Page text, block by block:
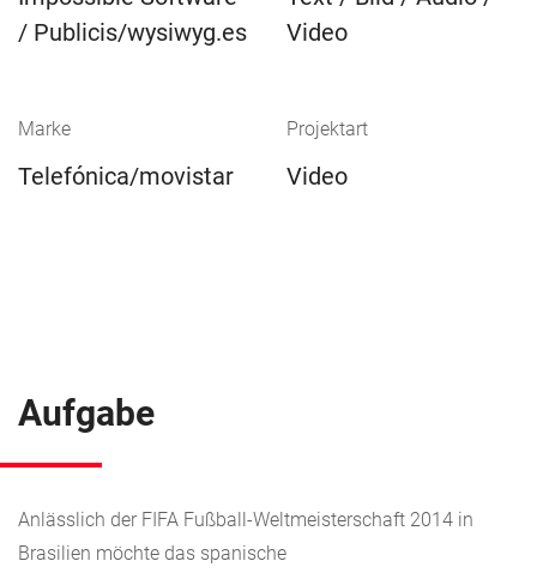
/ Publicis/wysiwyg.es
Video
Marke
Telefónica/movistar
Projektart
Video
Aufgabe
Anlässlich der FIFA Fußball-Weltmeisterschaft 2014 in
Brasilien möchte das spanische